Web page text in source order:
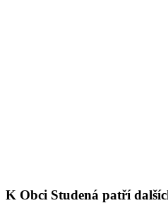
K Obci Studená patří